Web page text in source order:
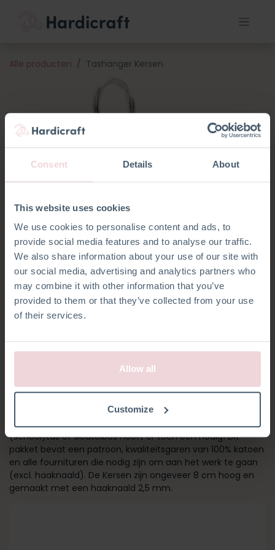
Consent Details About
This website uses cookies
We use cookies to personalise content and ads, to
provide social media features and to analyse our traffic.
We also share information about your use of our site with
our social media, advertising and analytics partners who
may combine it with other information that you’ve
provided to them or that they’ve collected from your use
of their services.
Allow all
Customize
Alle producten Tashanger Kersen
TASHANGER KERSEN
Pimp je tas met deze schattige Kersen tashanger. Elke
(school)tas of sleutelbos heeft er toch één nodig! Dit
pakket bevat een patroon, kwaliteitsgaren van 100% katoen
en alle fournituren die nodig zijn om aan het werk te gaan
(excl. haaknaald). De Kersen zijn ongeveer 8 cm hoog en
gemaakt met een haaknaald 2,5 mm.